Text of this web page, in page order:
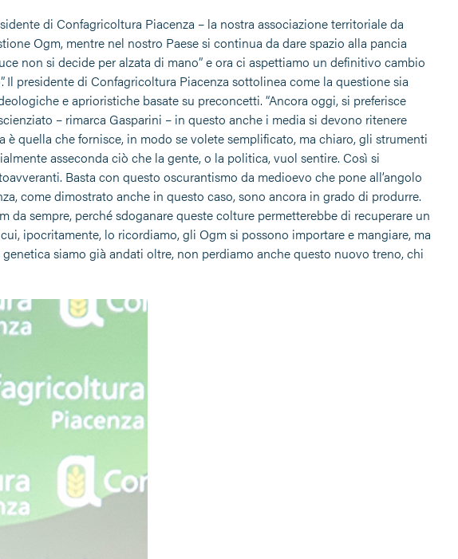
di Confagricoltura Piacenza – la nostra associazione territoriale da
Ogm, mentre nel nostro Paese si continua da dare spazio alla pancia
non si decide per alzata di mano” e ora ci aspettiamo un definitivo cambio
presidente di Confagricoltura Piacenza sottolinea come la questione sia
e aprioristiche basate su preconcetti. “Ancora oggi, si preferisce
– rimarca Gasparini – in questo anche i media si devono ritenere
quella che fornisce, in modo se volete semplificato, ma chiaro, gli strumenti
asseconda ciò che la gente, o la politica, vuol sentire. Così si
Basta con questo oscurantismo da medioevo che pone all’angolo
come dimostrato anche in questo caso, sono ancora in grado di produrre.
sempre, perché sdoganare queste colture permetterebbe di recuperare un
ipocritamente, lo ricordiamo, gli Ogm si possono importare e mangiare, ma
siamo già andati oltre, non perdiamo anche questo nuovo treno, chi